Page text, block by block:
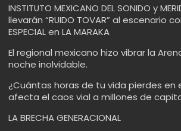
INSTITUTO MEXICANO DEL SONIDO y
llevarán “RUIDO TOVAR” al escenario
ESPECIAL en LA MARAKA
El regional mexicano hizo vibrar la
noche inolvidable.
¿Cuántas horas de tu vida pierdes en
afecta el caos vial a millones de
LA BRECHA GENERACIONAL